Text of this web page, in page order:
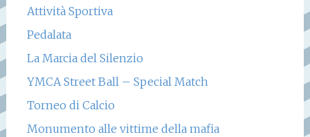
Attività Sportiva
Pedalata
La Marcia del Silenzio
YMCA Street Ball – Special Match
Torneo di Calcio
Monumento alle vittime della mafia